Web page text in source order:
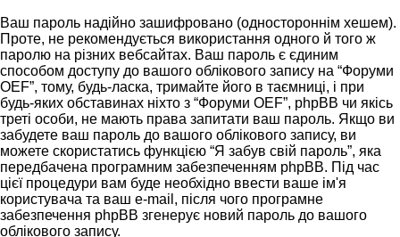
Ваш пароль надійно зашифровано (одностороннім хешем).
Проте, не рекомендується використання одного й того ж
паролю на різних вебсайтах. Ваш пароль є єдиним
способом доступу до вашого облікового запису на “Форуми
OEF”, тому, будь-ласка, тримайте його в таємниці, і при
будь-яких обставинах ніхто з “Форуми OEF”, phpBB чи якісь
треті особи, не мають права запитати ваш пароль. Якщо ви
забудете ваш пароль до вашого облікового запису, ви
можете скористатись функцією “Я забув свій пароль”, яка
передбачена програмним забезпеченням phpBB. Під час
цієї процедури вам буде необхідно ввести ваше ім'я
користувача та ваш e-mail, після чого програмне
забезпечення phpBB згенерує новий пароль до вашого
облікового запису.